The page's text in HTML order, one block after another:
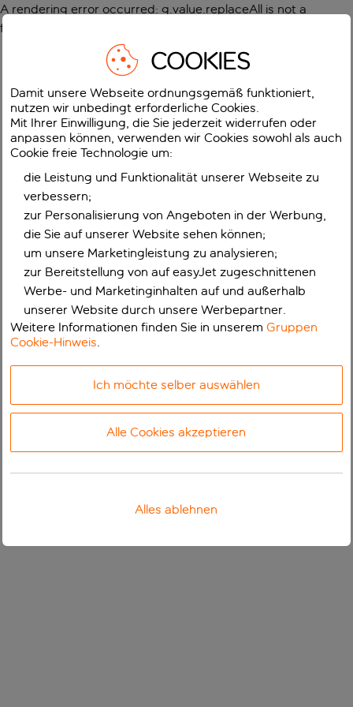
A rendering error occurred: g.value.replaceAll is not a
function
COOKIES
Damit unsere Webseite ordnungsgemäß funktioniert,
nutzen wir unbedingt erforderliche Cookies.
Mit Ihrer Einwilligung, die Sie jederzeit widerrufen oder
anpassen können, verwenden wir Cookies sowohl als auch
Cookie freie Technologie um:
die Leistung und Funktionalität unserer Webseite zu
verbessern;
zur Personalisierung von Angeboten in der Werbung,
die Sie auf unserer Website sehen können;
um unsere Marketingleistung zu analysieren;
zur Bereitstellung von auf easyJet zugeschnittenen
Werbe- und Marketinginhalten auf und außerhalb
unserer Website durch unsere Werbepartner.
Weitere Informationen finden Sie in unseremGruppen
Cookie-Hinweis.
Ich möchte selber auswählen
Alle Cookies akzeptieren
Alles ablehnen